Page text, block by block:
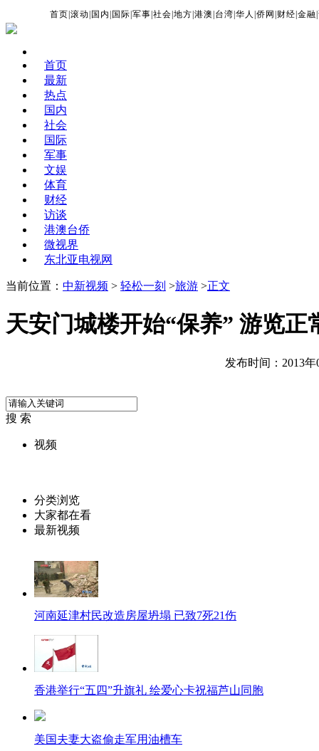
首页 |滚动 国内 国际 |军事 |社会 |地方 |港澳 台湾 |华人 |侨网 财经 |金融 |
首页
最新
热点
国内
社会
国际
军事
文娱
体育
财经
访谈
港澳台侨
微视界
东北亚电视网
当前位置： 中新视频 > 轻松一刻 >旅游 >正文
天安门城楼开始“保养” 游览正
发布时间：2013年
搜 索
视频
分类浏览
大家都在看
最新视频
河南延津村民改造房屋坍塌 已致7死21伤
香港举行“五四”升旗礼 绘爱心卡祝福芦山同胞
美国夫妻大盗偷走军用油槽车